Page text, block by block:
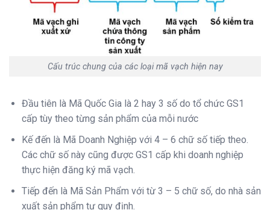
Cấu trúc chung của các loại mã vạch hiện nay
Đầu tiên là Mã Quốc Gia là 2 hay 3 số do tổ chức GS1
cấp tùy theo từng sản phẩm của mỗi nước
Kế đến là Mã Doanh Nghiệp với 4 – 6 chữ số tiếp theo.
Các chữ số này cũng được GS1 cấp khi doanh nghiệp
thực hiện đăng ký mã vạch.
Tiếp đến là Mã Sản Phẩm với từ 3 – 5 chữ số, do nhà sản
xuất sản phẩm tự quy định.